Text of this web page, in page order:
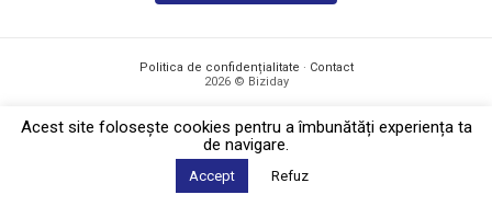
Politica de confidențialitate · Contact
2026 © Biziday
Acest site foloseşte cookies pentru a îmbunătăți experiența ta
de navigare.
Accept Refuz